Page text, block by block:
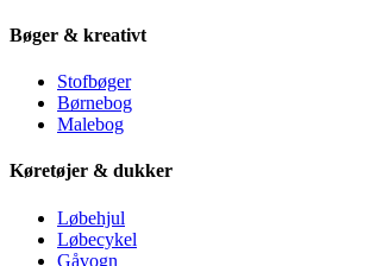
Bøger & kreativt
Stofbøger
Børnebog
Malebog
Køretøjer & dukker
Løbehjul
Løbecykel
Gåvogn